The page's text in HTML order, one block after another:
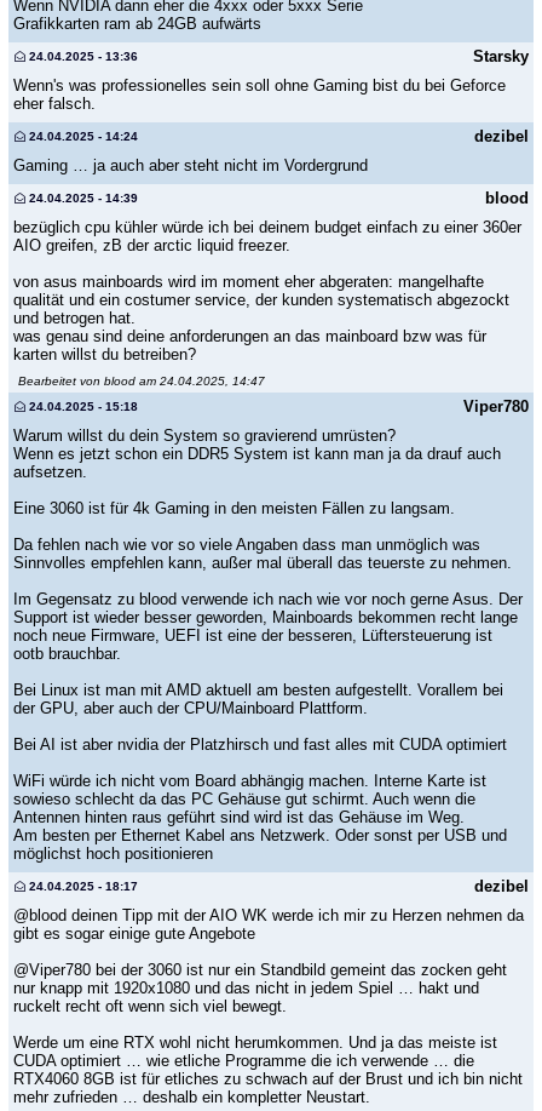
Wenn NVIDIA dann eher die 4xxx oder 5xxx Serie
Grafikkarten ram ab 24GB aufwärts
Starsky
24.04.2025 - 13:36
Wenn's was professionelles sein soll ohne Gaming bist du bei Geforce
eher falsch.
dezibel
24.04.2025 - 14:24
Gaming … ja auch aber steht nicht im Vordergrund
blood
24.04.2025 - 14:39
bezüglich cpu kühler würde ich bei deinem budget einfach zu einer 360er
AIO greifen, zB der arctic liquid freezer.
von asus mainboards wird im moment eher abgeraten: mangelhafte
qualität und ein costumer service, der kunden systematisch abgezockt
und betrogen hat.
was genau sind deine anforderungen an das mainboard bzw was für
karten willst du betreiben?
Bearbeitet von blood am 24.04.2025, 14:47
Viper780
24.04.2025 - 15:18
Warum willst du dein System so gravierend umrüsten?
Wenn es jetzt schon ein DDR5 System ist kann man ja da drauf auch
aufsetzen.
Eine 3060 ist für 4k Gaming in den meisten Fällen zu langsam.
Da fehlen nach wie vor so viele Angaben dass man unmöglich was
Sinnvolles empfehlen kann, außer mal überall das teuerste zu nehmen.
Im Gegensatz zu blood verwende ich nach wie vor noch gerne Asus. Der
Support ist wieder besser geworden, Mainboards bekommen recht lange
noch neue Firmware, UEFI ist eine der besseren, Lüftersteuerung ist
ootb brauchbar.
Bei Linux ist man mit AMD aktuell am besten aufgestellt. Vorallem bei
der GPU, aber auch der CPU/Mainboard Plattform.
Bei AI ist aber nvidia der Platzhirsch und fast alles mit CUDA optimiert
WiFi würde ich nicht vom Board abhängig machen. Interne Karte ist
sowieso schlecht da das PC Gehäuse gut schirmt. Auch wenn die
Antennen hinten raus geführt sind wird ist das Gehäuse im Weg.
Am besten per Ethernet Kabel ans Netzwerk. Oder sonst per USB und
möglichst hoch positionieren
dezibel
24.04.2025 - 18:17
@blood deinen Tipp mit der AIO WK werde ich mir zu Herzen nehmen da
gibt es sogar einige gute Angebote
@Viper780 bei der 3060 ist nur ein Standbild gemeint das zocken geht
nur knapp mit 1920x1080 und das nicht in jedem Spiel … hakt und
ruckelt recht oft wenn sich viel bewegt.
Werde um eine RTX wohl nicht herumkommen. Und ja das meiste ist
CUDA optimiert … wie etliche Programme die ich verwende … die
RTX4060 8GB ist für etliches zu schwach auf der Brust und ich bin nicht
mehr zufrieden … deshalb ein kompletter Neustart.